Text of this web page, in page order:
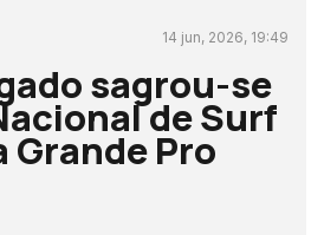
14 jun, 2026, 19:49
sagrou-se
de Surf
Grande Pro